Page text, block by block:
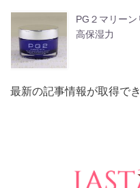
PG２マリー
高保湿力
最新の記事情報が取得で